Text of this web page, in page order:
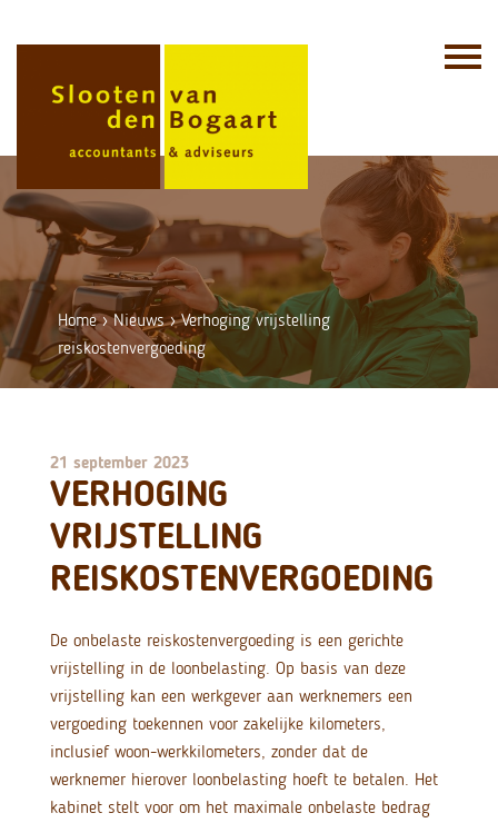
Home›Nieuws›Verhoging vrijstelling
reiskostenvergoeding
21 september 2023
VERHOGING
VRIJSTELLING
REISKOSTENVERGOEDING
De onbelaste reiskostenvergoeding is een gerichte
vrijstelling in de loonbelasting. Op basis van deze
vrijstelling kan een werkgever aan werknemers een
vergoeding toekennen voor zakelijke kilometers,
inclusief woon-werkkilometers, zonder dat de
werknemer hierover loonbelasting hoeft te betalen. Het
kabinet stelt voor om het maximale onbelaste bedrag